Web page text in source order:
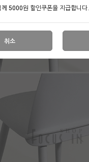
께 5000원 할인쿠폰을 지급합니다.
취소